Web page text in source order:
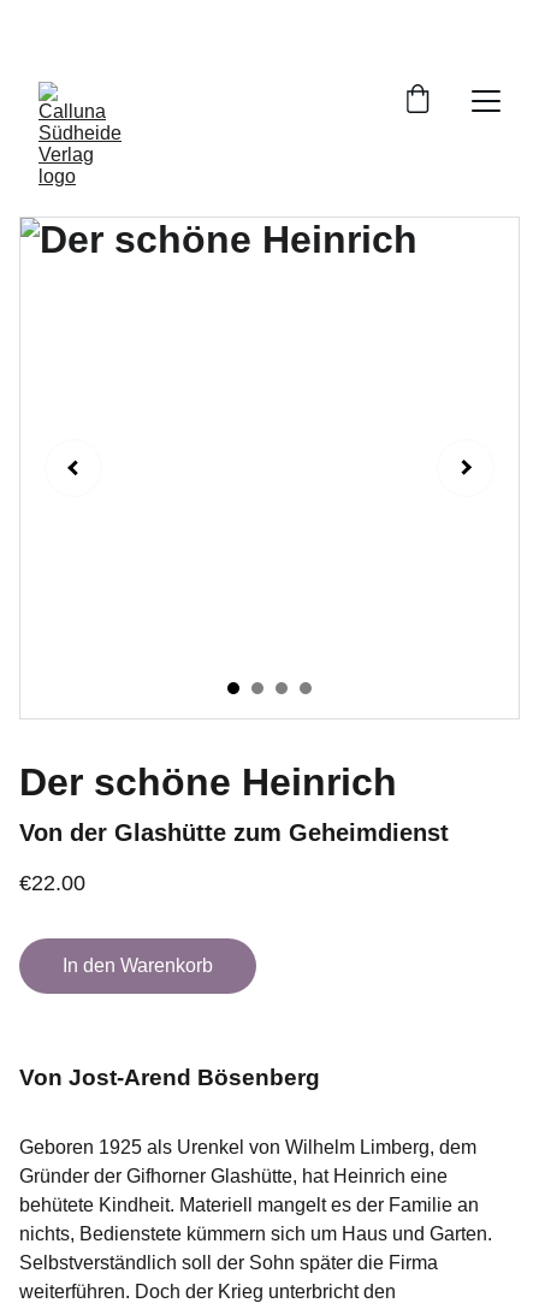
Der schöne Heinrich
Von der Glashütte zum Geheimdienst
€22.00
In den Warenkorb
Von Jost-Arend Bösenberg
Geboren 1925 als Urenkel von Wilhelm Limberg, dem
Gründer der Gifhorner Glashütte, hat Heinrich eine
behütete Kindheit. Materiell mangelt es der Familie an
nichts, Bedienstete kümmern sich um Haus und Garten.
Selbstverständlich soll der Sohn später die Firma
weiterführen. Doch der Krieg unterbricht den